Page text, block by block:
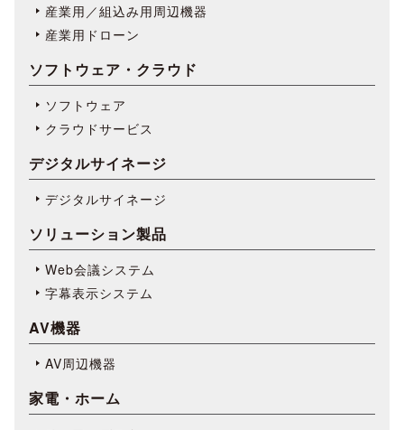
産業用／組込み用周辺機器
産業用ドローン
ソフトウェア・クラウド
ソフトウェア
クラウドサービス
デジタルサイネージ
デジタルサイネージ
ソリューション製品
Web会議システム
字幕表⽰システム
AV機器
AV周辺機器
家電・ホーム